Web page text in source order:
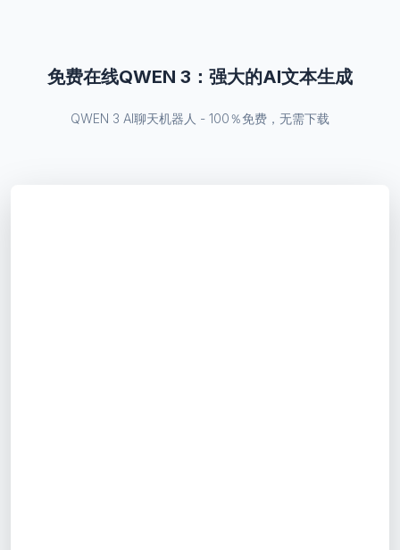
免费在线QWEN 3：强大的AI文本生成
QWEN 3 AI聊天机器人 - 100％免费，无需下载